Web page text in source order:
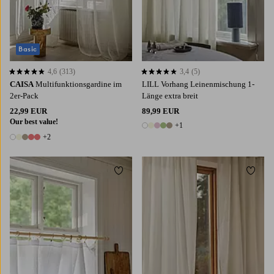
CAISA Multifunktionsgardine im
2er-Pack
22,99 EUR
Our best value!
7 Farben
+2
4,6 basierend auf 313 Bewertungen
4,6 (313)
Basic
LILL Vorhang Leinenmischung 1-
Länge extra breit
89,99 EUR
6 Farben
+1
3,4 basierend auf 5 Bewertungen
3,4 (5)
Zu Favoriten hinzufügen Zu